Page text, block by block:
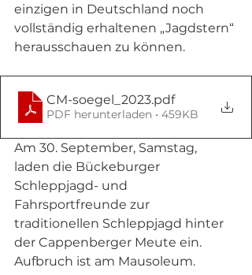
einzigen in Deutschland noch
vollständig erhaltenen „Jagdstern“
herausschauen zu können.
CM-soegel_2023.pdf
PDF herunterladen • 459KB
Am 30. September, Samstag,
laden die Bückeburger
Schleppjagd- und
Fahrsportfreunde zur
traditionellen Schleppjagd hinter
der Cappenberger Meute ein.
Aufbruch ist am Mausoleum.